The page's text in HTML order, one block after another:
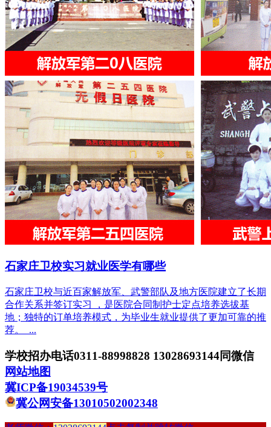
石家庄卫校实习就业医学有哪些
石家庄卫校与近百家解放军、武警部队及地方医院建立了长期
合作关系并签订实习 ，是医院合同制护士定点培养选拔基
地；独特的订单培养模式，为毕业生就业提供了更加可靠的推
荐。 ...
学校招办电话0311-88998828 13028693144同微信
网站地图
冀ICP备19034539号
冀公网安备13010502002348